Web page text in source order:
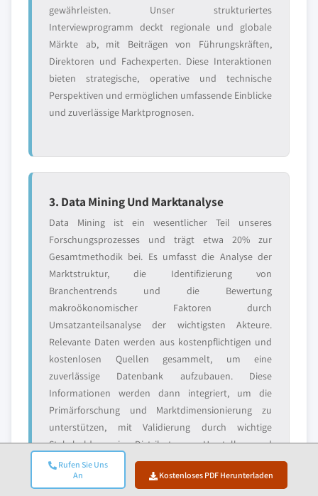
Rufen Sie Uns
An
Kostenloses PDF Herunterladen
gewährleisten. Unser strukturiertes
Interviewprogramm deckt regionale und globale
Märkte ab, mit Beiträgen von Führungskräften,
Direktoren und Fachexperten. Diese Interaktionen
bieten strategische, operative und technische
Perspektiven und ermöglichen umfassende Einblicke
und zuverlässige Marktprognosen.
3. Data Mining Und Marktanalyse
Data Mining ist ein wesentlicher Teil unseres
Forschungsprozesses und trägt etwa 20% zur
Gesamtmethodik bei. Es umfasst die Analyse der
Marktstruktur, die Identifizierung von
Branchentrends und die Bewertung
makroökonomischer Faktoren durch
Umsatzanteilsanalyse der wichtigsten Akteure.
Relevante Daten werden aus kostenpflichtigen und
kostenlosen Quellen gesammelt, um eine
zuverlässige Datenbank aufzubauen. Diese
Informationen werden dann integriert, um die
Primärforschung und Marktdimensionierung zu
unterstützen, mit Validierung durch wichtige
Stakeholder wie Distributoren, Hersteller und
Verbände.